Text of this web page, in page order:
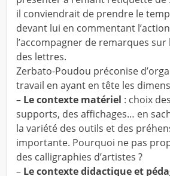
il conviendrait de prendre le
devant lui en commentant
l’accompagner de remarques
des lettres.
Zerbato-Poudou préconise
travail en ayant en tête les
– Le contexte matériel : choix
supports, des affichages… en
la variété des outils et des
importante. Pourquoi ne pas
des calligraphies d’artistes ?
– Le contexte didactique et